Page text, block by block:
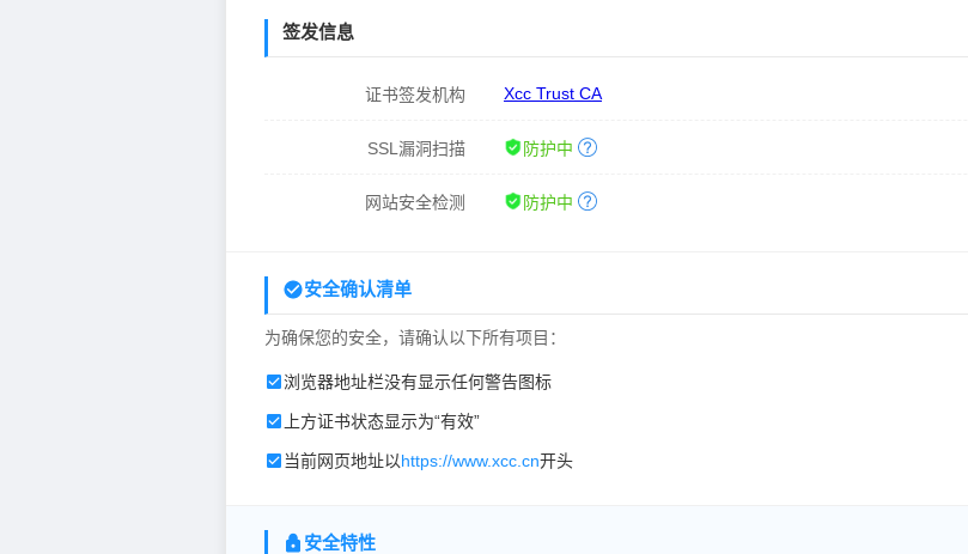
签发信息
证书签发机构 Xcc Trust CA
SSL漏洞扫描 防护中
网站安全检测 防护中
安全确认清单
为确保您的安全，请确认以下所有项目：
浏览器地址栏没有显示任何警告图标
上方证书状态显示为“有效”
当前网页地址以https://www.xcc.cn开头
安全特性